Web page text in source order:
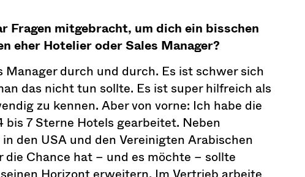
Fragen mitgebracht, um dich ein bisschen
eher Hotelier oder Sales Manager?
durch und durch. Es ist schwer sich
das nicht tun sollte. Es ist super hilfreich als
zu kennen. Aber von vorne: Ich habe die
7 Sterne Hotels gearbeitet. Neben
den USA und den Vereinigten Arabischen
Chance hat – und es möchte – sollte